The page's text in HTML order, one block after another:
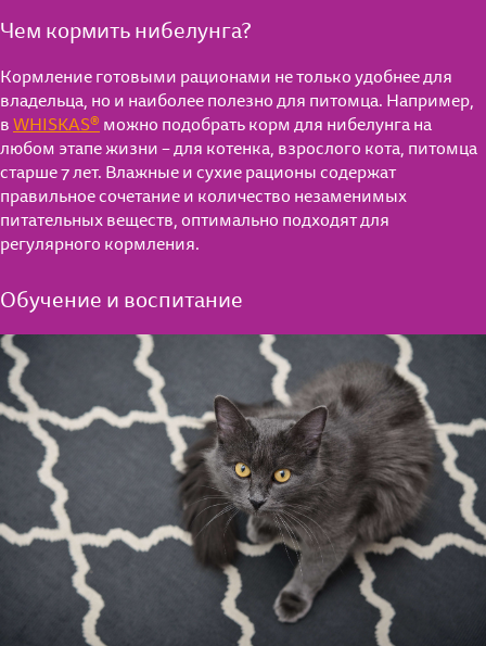
Чем кормить нибелунга?
Кормление готовыми рационами не только удобнее для
владельца, но и наиболее полезно для питомца. Например,
вWHISKAS®можно подобрать корм для нибелунга на
любом этапе жизни – для котенка, взрослого кота, питомца
старше 7 лет. Влажные и сухие рационы содержат
правильное сочетание и количество незаменимых
питательных веществ, оптимально подходят для
регулярного кормления.
Обучение и воспитание